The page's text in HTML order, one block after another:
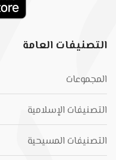
التصنيفات العامة
المجموعات
التصنيفات الإسلامية
التصنيفات المسيحية